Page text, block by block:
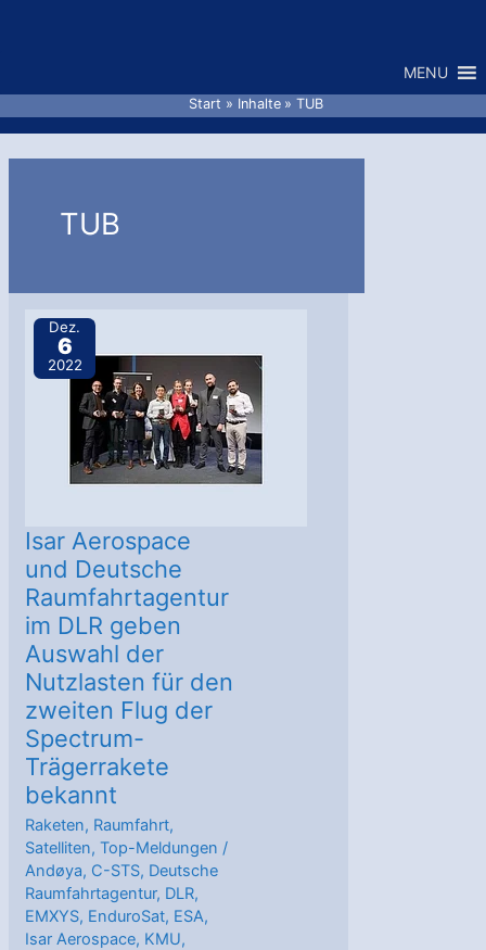
MENU
Start Inhalte TUB
TUB
Dez.
6
2022
Isar Aerospace
und Deutsche
Raumfahrtagentur
im DLR geben
Auswahl der
Nutzlasten für den
zweiten Flug der
Spectrum-
Trägerrakete
bekannt
Raketen, Raumfahrt,
Satelliten,Top-Meldungen /
Andøya, C-STS, Deutsche
Raumfahrtagentur, DLR,
EMXYS, EnduroSat, ESA,
Isar Aerospace, KMU,